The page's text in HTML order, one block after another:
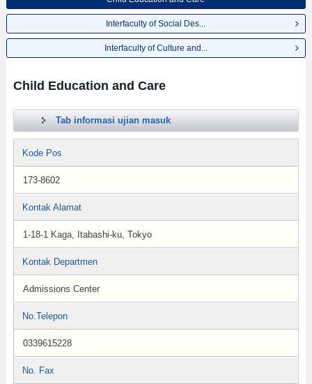
Interfaculty of Social Des...
Interfaculty of Culture and...
Child Education and Care
Tab informasi ujian masuk
Kode Pos
173-8602
Kontak Alamat
1-18-1 Kaga, Itabashi-ku, Tokyo
Kontak Departmen
Admissions Center
No.Telepon
0339615228
No. Fax